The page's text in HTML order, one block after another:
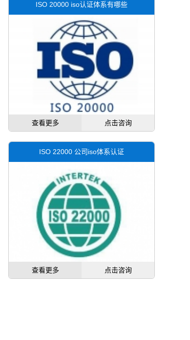
ISO 20000 iso认证体系有哪些
查看更多 点击咨询
ISO 22000 公司iso体系认证
查看更多 点击咨询